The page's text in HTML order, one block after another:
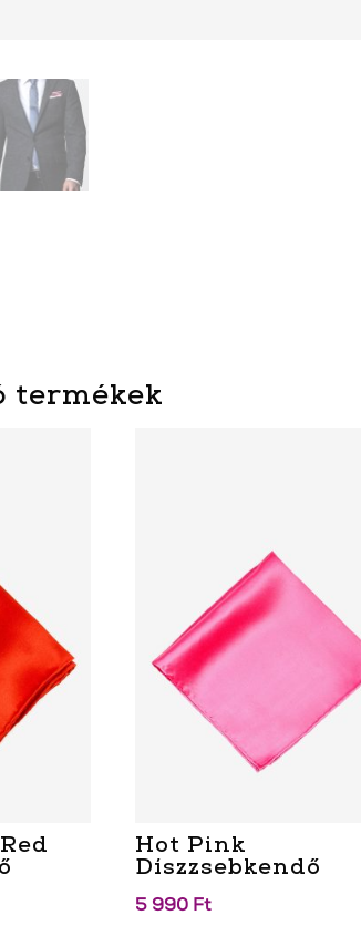
termékek
Hot Pink
Díszzsebkendő
5 990 Ft